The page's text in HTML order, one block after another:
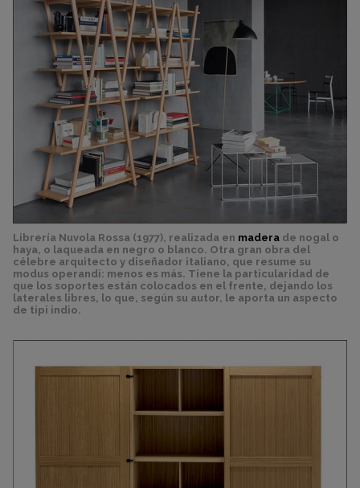
Librería Nuvola Rossa (1977), realizada en madera de nogal o
haya, o laqueada en negro o blanco. Otra gran obra del
célebre arquitecto y diseñador italiano, que resume su
modus operandi: menos es más. Tiene la particularidad de
que los soportes están colocados en el frente, dejando los
laterales libres, lo que, según su autor, le aporta un aspecto
de tipi indio.